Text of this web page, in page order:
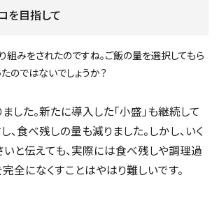
を目指して
みをされたのですね。ご飯の量を選択してもら
のではないでしょうか？
した。新たに導入した「小盛」も継続して
、食べ残しの量も減りました。しかし、いく
いと伝えても、実際には食べ残しや調理過
全になくすことはやはり難しいです。